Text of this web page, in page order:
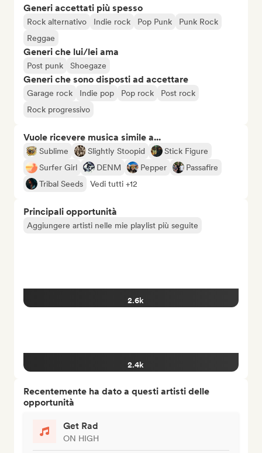
Generi accettati più spesso
Rock alternativo Indie rock Pop Punk
Punk Rock
Reggae
Generi che lui/lei ama
Post punk Shoegaze
Generi che sono disposti ad accettare
Garage rock Indie pop Pop rock
Post rock
Rock progressivo
Vuole ricevere musica simile a...
Sublime Slightly Stoopid
Stick Figure
Surfer Girl
DENM Pepper
Passafire
Tribal Seeds
Vedi tutti +12
Principali opportunità
Aggiungere artisti nelle mie playlist più seguite
2.6k
2.4k
Recentemente ha dato a questi artisti delle
opportunità
Get Rad
ON HIGH